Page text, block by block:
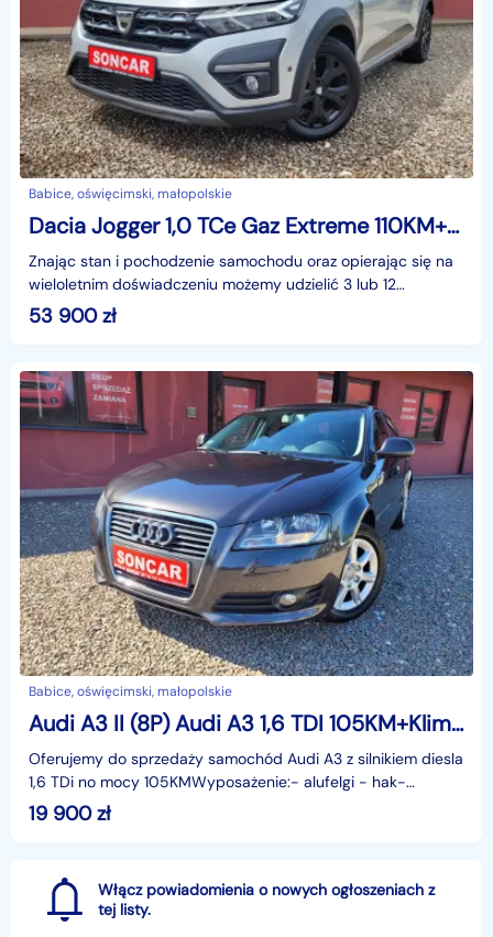
Babice, oświęcimski, małopolskie
Dacia Jogger 1,0 TCe Gaz Extreme 110KM+Nawi+Tempomat
Znając stan i pochodzenie samochodu oraz opierając się na
wieloletnim doświadczeniu możemy udzielić 3 lub 12
miesięcznej gwarancji w formie pisemnej.Zapraszamy
53 900zł
Babice, oświęcimski, małopolskie
Audi A3 II (8P) Audi A3 1,6 TDI 105KM+Klimatronik+Alufelgi
Oferujemy do sprzedaży samochód Audi A3 z silnikiem diesla
1,6 TDi no mocy 105KMWyposażenie:- alufelgi - hak-
centralny zamek- 4 x el.szyby- el.lusterka - ABS,
19 900zł
Włącz powiadomienia o nowych ogłoszeniach z
tej listy.